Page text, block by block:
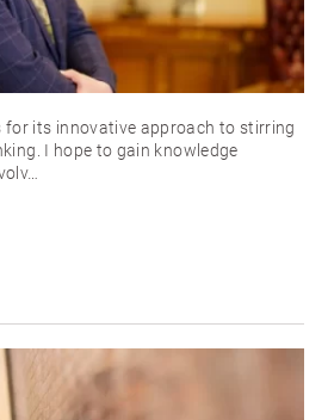
for its innovative approach to stirring
I hope to gain knowledge